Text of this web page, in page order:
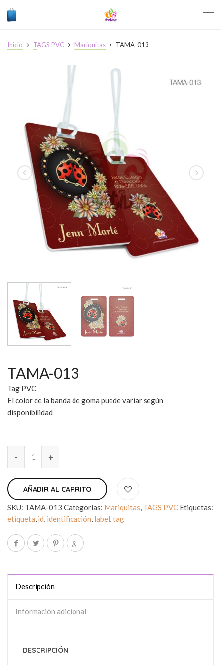
Inicio TAGS PVC Mariquitas TAMA-013
TAMA-013
Tag PVC
El color de la banda de goma puede variar según
disponibilidad
AÑADIR AL CARRITO
SKU: TAMA-013 Categorías: Mariquitas, TAGS PVC Etiquetas:
etiqueta, id, identificación, label,tag
Descripción
Información adicional
DESCRIPCIÓN